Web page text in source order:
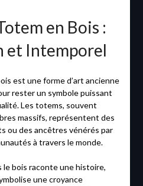
en Bois :
et Intemporel
est une forme d’art ancienne
rester un symbole puissant
Les totems, souvent
massifs, représentent des
ou des ancêtres vénérés par
à travers le monde.
bois raconte une histoire,
une croyance